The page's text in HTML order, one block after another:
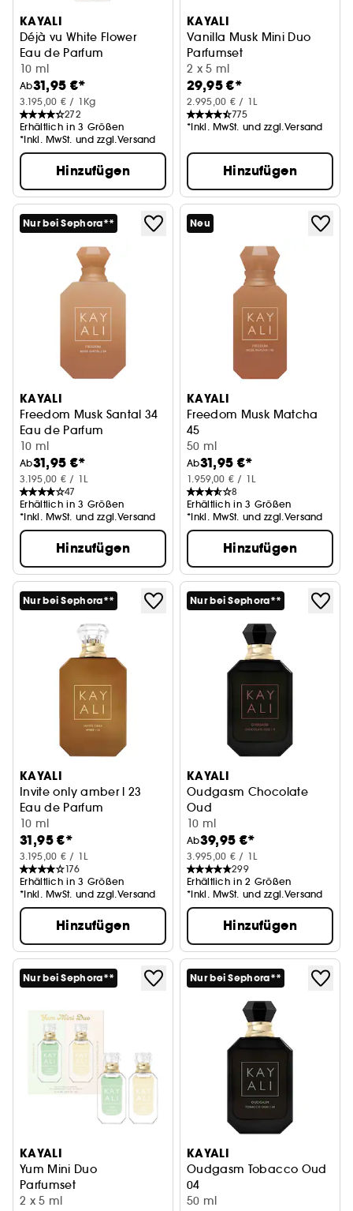
KAYALI
Déjà vu White Flower
Eau de Parfum
10 ml
Ab31,95 €*
3.195,00 € / 1Kg
272
Erhältlich in 3 Größen
*Inkl. MwSt. und zzgl.Versand
Hinzufügen
KAYALI
Vanilla Musk Mini Duo
Parfumset
2 x 5 ml
29,95 €*
2.995,00 € / 1L
775
*Inkl. MwSt. und zzgl.Versand
Hinzufügen
Nur bei Sephora**
KAYALI
Freedom Musk Santal 34
Eau de Parfum
10 ml
Ab31,95 €*
3.195,00 € / 1L
47
Erhältlich in 3 Größen
*Inkl. MwSt. und zzgl.Versand
Hinzufügen
Neu
KAYALI
Freedom Musk Matcha
45
Eau de Parfum
50 ml
Ab31,95 €*
1.959,00 € / 1L
8
Erhältlich in 3 Größen
*Inkl. MwSt. und zzgl.Versand
Hinzufügen
Nur bei Sephora**
KAYALI
Invite only amber l 23
Eau de Parfum
10 ml
31,95 €*
3.195,00 € / 1L
176
Erhältlich in 3 Größen
*Inkl. MwSt. und zzgl.Versand
Hinzufügen
Nur bei Sephora**
KAYALI
Oudgasm Chocolate
Oud
Eau de Parfum
10 ml
Ab39,95 €*
3.995,00 € / 1L
299
Erhältlich in 2 Größen
*Inkl. MwSt. und zzgl.Versand
Hinzufügen
Nur bei Sephora**
KAYALI
Yum Mini Duo
Parfumset
2 x 5 ml
Nur bei Sephora**
KAYALI
Oudgasm Tobacco Oud
04
Eau de Parfum Intense
50 ml